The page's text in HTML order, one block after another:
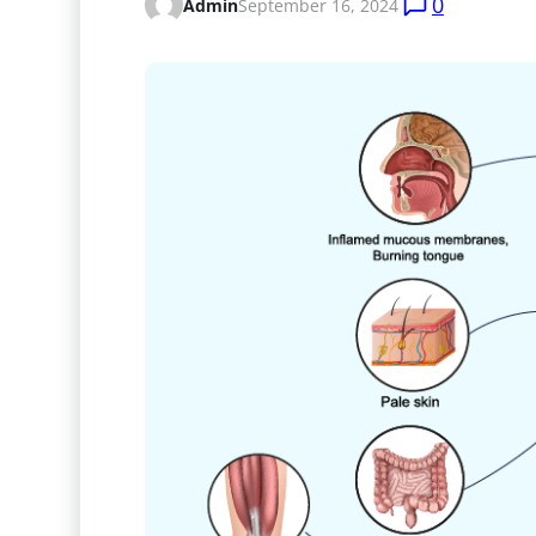
AdminSeptember 16, 2024